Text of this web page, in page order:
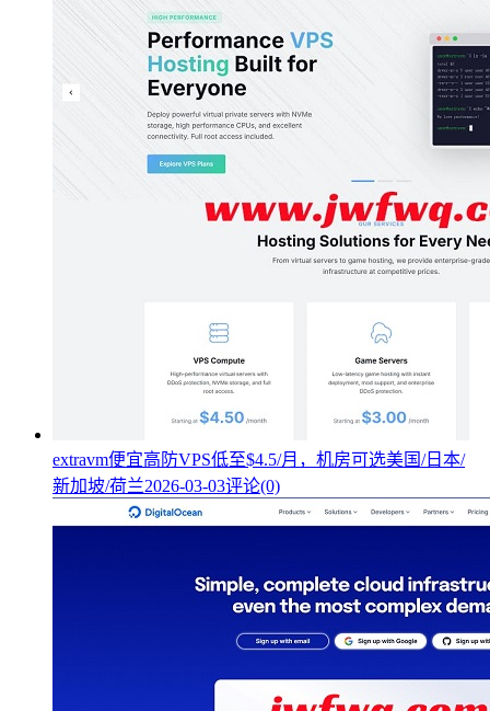
extravm便宜高防VPS低至$4.5/月，机房可选美国/日本/
新加坡/荷兰2026-03-03评论(0)